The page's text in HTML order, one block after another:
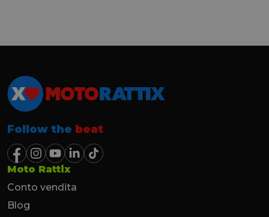
Follow the beat
Moto Rattix
Conto vendita
Blog